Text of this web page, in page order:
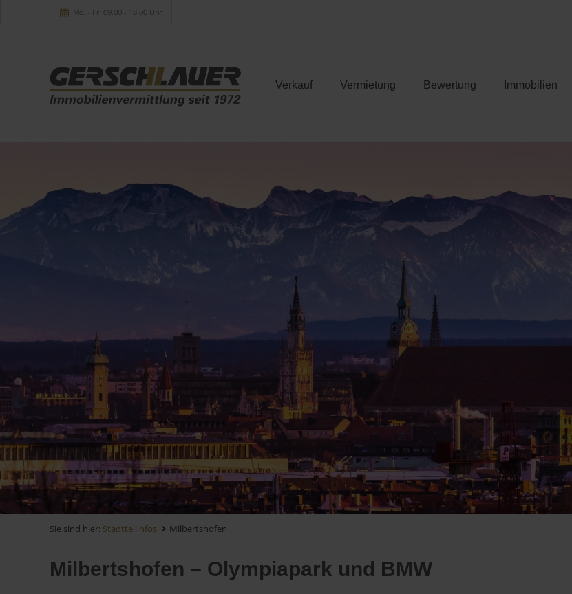
Mo. - Fr. 09.00 - 18.00 Uhr
Verkauf Vermietung Bewertung Immobilien
Sie sind hier: Stadtteilinfos Milbertshofen
Milbertshofen – Olympiapark und BMW